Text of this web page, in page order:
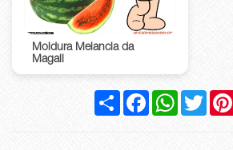
Moldura Melancia da
Magali
CompartilharFacebookWhatsApp
Twitter